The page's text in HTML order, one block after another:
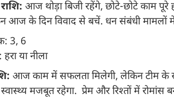
आज थोड़ा बिजी रहेंगे, छोटे-छोटे काम पूरे
आज के दिन विवाद से बचें. धन संबंधी मामलों
3, 6
या नीला
आज काम में सफलता मिलेगी, लेकिन टीम
मजबूत रहेगा. प्रेम और रिश्तों में रोमांस